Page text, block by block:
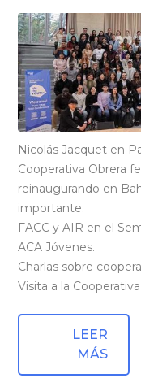
Nicolás Jacquet en
Cooperativa Obrera
reinaugurando en
importante.
FACC y AIR en el
ACA Jóvenes.
Charlas sobre
Visita a la
LEER
MÁS